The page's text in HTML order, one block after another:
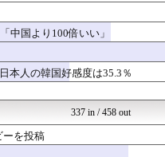
ニュース30over
軍事・ミリタリー速報☆彡
もえるあじあ(･∀･)
日本第一！ニュース録
反日愚国 恨寓瘻
U-1 NEWS.
政経ワロスまとめニュース♪
中国より100倍いい」
本人の韓国好感度は35.3％
337 in / 458 out
ーを投稿